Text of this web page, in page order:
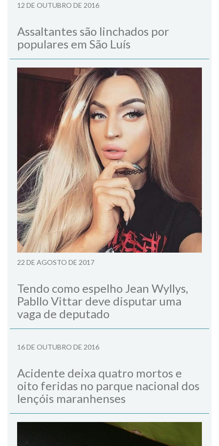
12 DE OUTUBRO DE 2016
Assaltantes são linchados por
populares em São Luís
22 DE AGOSTO DE 2017
Tendo como espelho Jean Wyllys,
Pabllo Vittar deve disputar uma
vaga de deputado
16 DE OUTUBRO DE 2016
Acidente deixa quatro mortos e
oito feridas no parque nacional dos
lençóis maranhenses